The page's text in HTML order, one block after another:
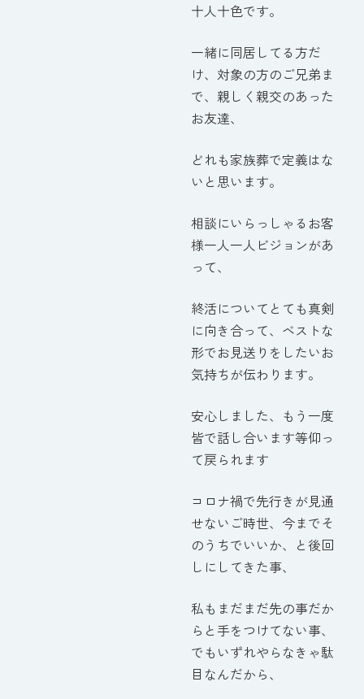
十人十色です。
一緒に同居してる方だ
け、対象の方のご兄弟ま
で、親しく親交のあった
お友達、
どれも家族葬で定義はな
いと思います。
相談にいらっしゃるお客
様一人一人ビジョンがあ
って、
終活についてとても真剣
に向き合って、ベストな
形でお見送りをしたいお
気持ちが伝わります。
安心しました、もう一度
皆で話し合います等仰っ
て戻られます
コロナ禍で先行きが見通
せないご時世、今までそ
のうちでいいか、と後回
しにしてきた事、
私もまだまだ先の事だか
らと手をつけてない事、
でもいずれやらなきゃ駄
目なんだから、